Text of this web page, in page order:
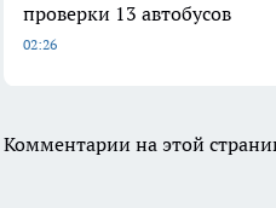
проверки 13 автобусов
02:26
Комментарии на этой